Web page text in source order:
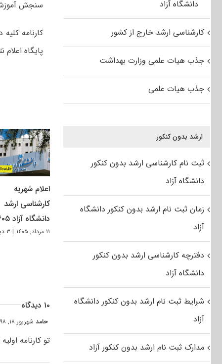
سنجش
پایگاه
اعلام شهریه
کارشناسی ارشد
دانشگاه آزاد ۱۴۰۵
۱۱ مرداد, ۱۴۰۵ | ۳ دیدگاه
۱۰ دیدگاه
حامد شهریور ۱۸, ۱۳۹۸ at ۶:۵۳ ب٫ظ
تو کارنامه
دانشگاه آزاد
کارشناسی ارشد خارج از کشور
جذب هیات علمی وزارت بهداشت
جذب هیات علمی
ارشد بدون کنکور
ثبت نام کارشناسی ارشد بدون کنکور
دانشگاه آزاد
زمان ثبت نام ارشد بدون کنکور دانشگاه
آزاد
دفترچه کارشناسی ارشد بدون کنکور
دانشگاه آزاد
شرایط ثبت نام ارشد بدون کنکور دانشگاه
آزاد
مدارک ثبت نام ارشد بدون کنکور آزاد